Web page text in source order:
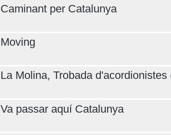
Caminant per Catalunya
Moving
La Molina, Trobada d'acordionistes
Va passar aquí Catalunya